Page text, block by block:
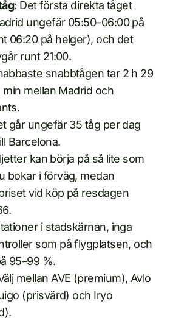
: Det första direkta tåget
ungefär 05:50–06:00 på
06:20 på helger), och det
runt 21:00.
snabbtågen tar 2 h 29
min mellan Madrid och
går ungefär 35 tåg per dag
Barcelona.
kan börja på så lite som
bokar i förväg, medan
vid köp på resdagen
i stadskärnan, inga
som på flygplatsen, och
95–99 %.
mellan AVE (premium), Avlo
(prisvärd) och Iryo